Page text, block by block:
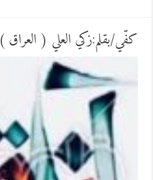
كفّي/بقلم:زكي العلي ( العراق )